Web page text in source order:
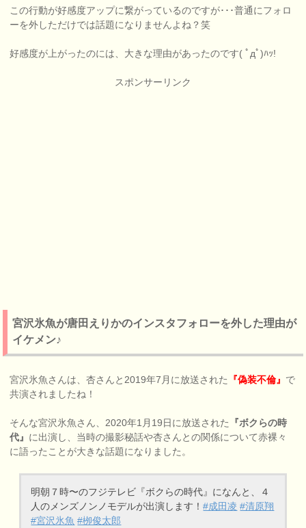
この行動が好感度アップに繋がっているのですが･･･普通にフォロ
ーを外しただけでは話題になりませんよね？笑
好感度が上がったのには、大きな理由があったのです( ﾟдﾟ)ﾊｯ!
スポンサーリンク
宮沢氷魚が唐田えりかのインスタフォローを外した理由が
イケメン♪
宮沢氷魚さんは、杏さんと2019年7月に放送された 『偽装不倫』 で
共演されましたね！
そんな宮沢氷魚さん、2020年1月19日に放送された
『ボクらの時
代』 に出演し、当時の撮影秘話や杏さんとの関係について赤裸々
に語ったことが大きな話題になりました。
明朝７時〜のフジテレビ『ボクらの時代』になんと、４
人のメンズノンノモデルが出演します！#成田凌 #清原翔
#宮沢氷魚 #栁俊太郎